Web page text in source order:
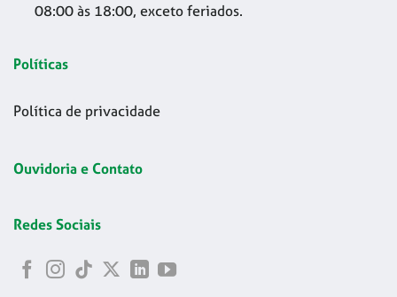
08:00 às 18:00, exceto feriados.
Políticas
Política de privacidade
Ouvidoria e Contato
Redes Sociais